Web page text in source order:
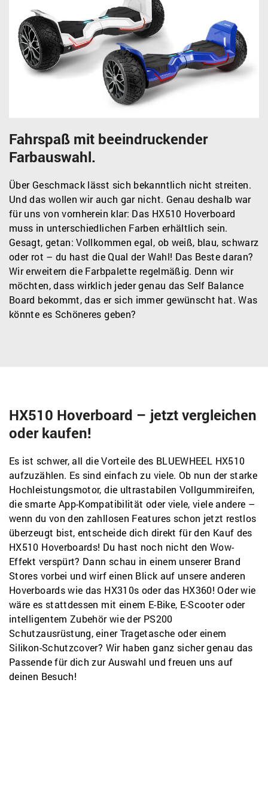
Fahrspaß mit beeindruckender
Farbauswahl.
Über Geschmack lässt sich bekanntlich nicht streiten.
Und das wollen wir auch gar nicht. Genau deshalb war
für uns von vornherein klar: Das HX510 Hoverboard
muss in unterschiedlichen Farben erhältlich sein.
Gesagt, getan: Vollkommen egal, ob weiß, blau, schwarz
oder rot – du hast die Qual der Wahl! Das Beste daran?
Wir erweitern die Farbpalette regelmäßig. Denn wir
möchten, dass wirklich jeder genau das Self Balance
Board bekommt, das er sich immer gewünscht hat. Was
könnte es Schöneres geben?
HX510 Hoverboard – jetzt vergleichen
oder kaufen!
Es ist schwer, all die Vorteile des BLUEWHEEL HX510
aufzuzählen. Es sind einfach zu viele. Ob nun der starke
Hochleistungsmotor, die ultrastabilen Vollgummireifen,
die smarte App-Kompatibilität oder viele, viele andere –
wenn du von den zahllosen Features schon jetzt restlos
überzeugt bist, entscheide dich direkt für den Kauf des
HX510 Hoverboards! Du hast noch nicht den Wow-
Effekt verspürt? Dann schau in einem unserer Brand
Stores vorbei und wirf einen Blick auf unsere anderen
Hoverboards wie das HX310s oder das HX360! Oder wie
wäre es stattdessen mit einem E-Bike, E-Scooter oder
intelligentem Zubehör wie der PS200
Schutzausrüstung, einer Tragetasche oder einem
Silikon-Schutzcover? Wir haben ganz sicher genau das
Passende für dich zur Auswahl und freuen uns auf
deinen Besuch!